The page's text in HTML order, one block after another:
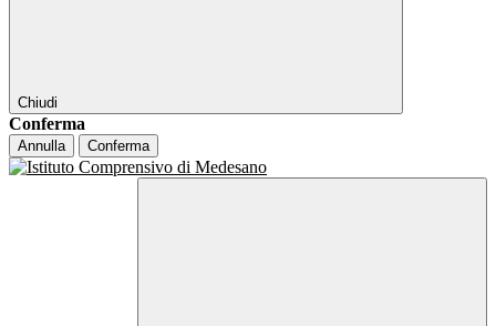
Chiudi
Conferma
Annulla Conferma